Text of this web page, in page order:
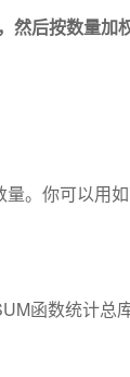
然后按数量加
。你可以用如
函数统计总